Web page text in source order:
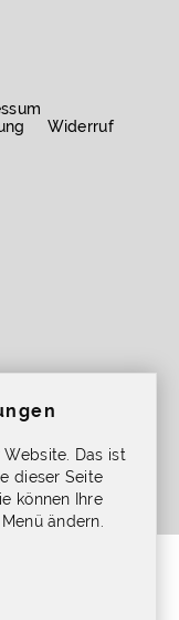
Widerruf
der
Medien im
Das ist
dieser Seite
können Ihre
ändern.